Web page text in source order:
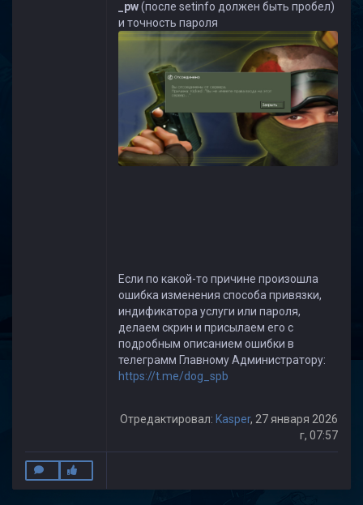
_pw(после setinfo должен быть пробел)
и точность пароля
Если по какой-то причине произошла
ошибка изменения способа привязки,
индификатора услуги или пароля,
делаем скрин и присылаем его с
подробным описанием ошибки в
телеграмм Главному Администратору:
https://t.me/dog_spb
Отредактировал: Kasper, 27 января 2026
г, 07:57